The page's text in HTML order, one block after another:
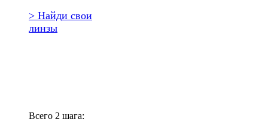
> Найди свои
линзы
Всего 2 шага: